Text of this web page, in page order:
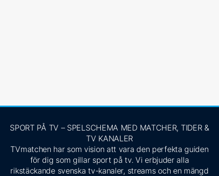
SPORT PÅ TV – SPELSCHEMA MED MATCHER, TIDER &
TV KANALER
TVmatchen har som vision att vara den perfekta guiden
för dig som gillar sport på tv. Vi erbjuder alla
rikstäckande svenska tv-kanaler, streams och en mängd